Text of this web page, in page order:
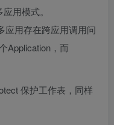
用模式。
应用存在跨应用调用问
Application，而
保护工作表，同样